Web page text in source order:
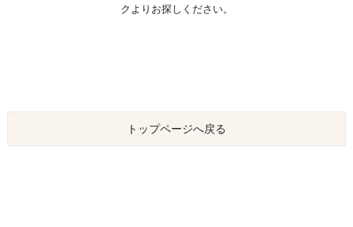
クよりお探しください。
トップページへ戻る